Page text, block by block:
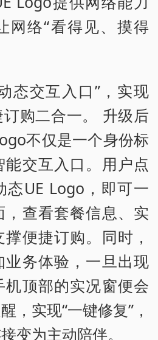
网络“看得见、摸得
态交互入口”，实现
购二合一。 升级后
不仅是一个身份标
交互入口。用户点
态UE Logo，即可一
查看套餐信息、实
便捷订购。同时，
业务体验，一旦出现
顶部的实况窗便会
，实现“一键修复”，
变为主动陪伴。